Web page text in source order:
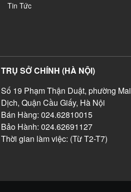
Tin Tức
TRỤ SỞ CHÍNH (HÀ NỘI)
Số 19 Phạm Thận Duật, phường Mai
Dịch, Quận Cầu Giấy, Hà Nội
Bán Hàng: 024.62810015
Bảo Hành: 024.62691127
Thời gian làm việc: (Từ T2-T7)